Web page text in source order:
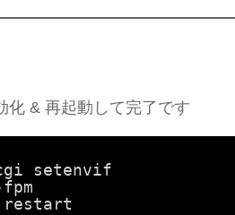
化 & 再起動して完了です
setenvif
restart